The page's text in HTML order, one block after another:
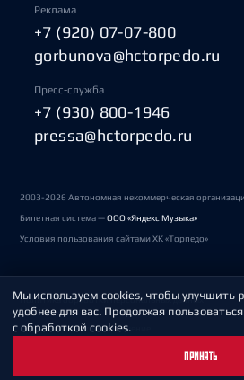
Реклама
+7 (920) 07-07-800
gorbunova@hctorpedo.ru
Пресс-служба
+7 (930) 800-1946
pressa@hctorpedo.ru
2003-2026 Автономная некоммерческая
Билетная система —ООО «Яндекс Музыка»
Условия пользования сайтами ХК «Торпедо»
Политика обработки персональных данных
Пользовательское соглашение
Мы используем cookies, чтобы улучшить
удобнее для вас. Продолжая
с обработкой cookies.
ПРИНЯТЬ